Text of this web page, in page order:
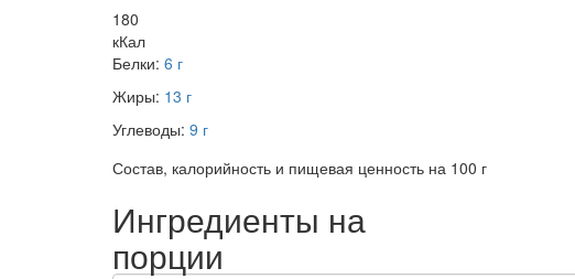
180
кКал
Белки: 6 г
Жиры: 13 г
Углеводы: 9 г
Состав, калорийность и пищевая ценность на 100 г
Ингредиенты на
порции